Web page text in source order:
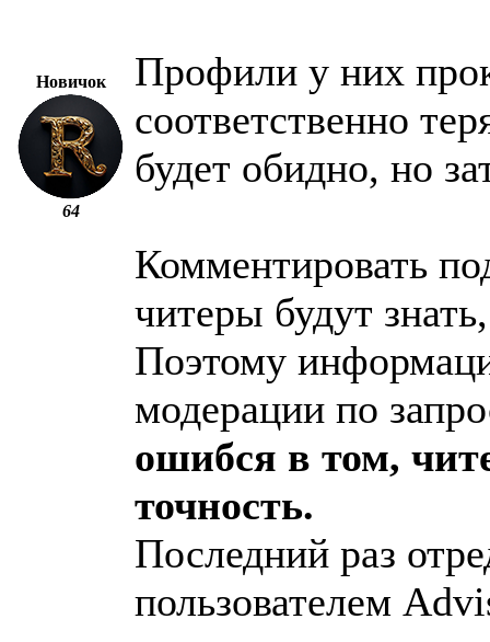
Новичок
64
Профили у них
соответственно
будет обидно, но
Комментировать
читеры будут
Поэтому
модерации по
ошибся в том,
точность.
Последний раз
пользователем